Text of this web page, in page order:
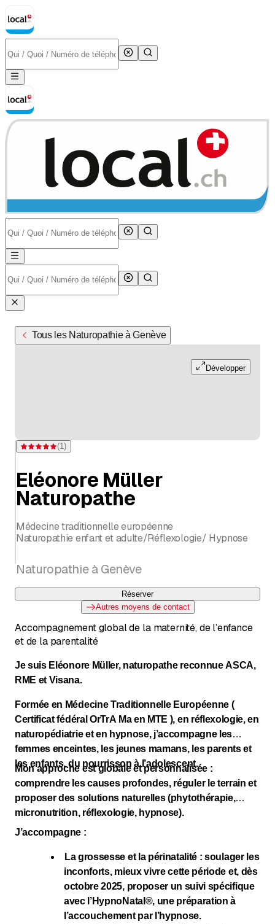
Tous les Naturopathie à Genève
Développer
Note 5 sur 5 étoiles pour d'une évaluation
(1)
Eléonore Müller
Naturopathe
Médecine traditionnelle européenne
Naturopathie enfant et adulte/Réflexologie/ Hypnose
Naturopathie à Genève
Réserver
Autres moyens de contact
Accompagnement global de la maternité, de l’enfance
et de la parentalité
Je suis Eléonore Müller, naturopathe reconnue ASCA,
RME et Visana.
Formée en Médecine Traditionnelle Européenne (
Certificat fédéral OrTrA Ma en MTE ), en réflexologie, en
naturopédiatrie et en hypnose, j’accompagne les
femmes enceintes, les jeunes mamans, les parents et
les enfants, du nourrisson à l’adolescent.
Mon approche est globale et personnalisée :
comprendre les causes profondes, réguler le terrain et
proposer des solutions naturelles (phytothérapie,
micronutrition, réflexologie, hypnose).
J’accompagne :
La grossesse et la périnatalité : soulager les
inconforts, mieux vivre cette période et, dès
octobre 2025, proposer un suivi spécifique
avec l’HypnoNatal®, une préparation à
l’accouchement par l’hypnose.